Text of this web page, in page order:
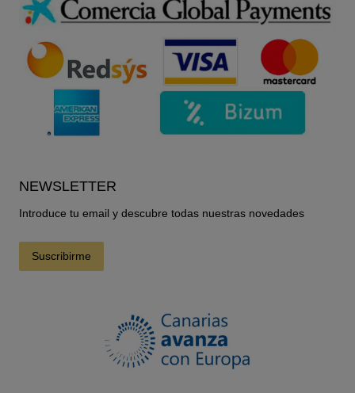
NEWSLETTER
Introduce tu email y descubre todas nuestras novedades
Suscribirme